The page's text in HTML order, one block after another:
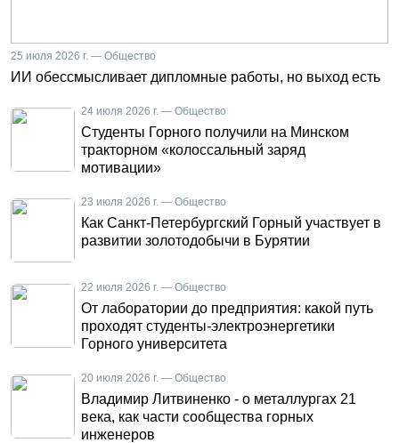
25 июля 2026 г. — Общество
ИИ обессмысливает дипломные работы, но выход есть
24 июля 2026 г. — Общество
Студенты Горного получили на Минском
тракторном «колоссальный заряд
мотивации»
23 июля 2026 г. — Общество
Как Санкт-Петербургский Горный участвует в
развитии золотодобычи в Бурятии
22 июля 2026 г. — Общество
От лаборатории до предприятия: какой путь
проходят студенты-электроэнергетики
Горного университета
20 июля 2026 г. — Общество
Владимир Литвиненко - о металлургах 21
века, как части сообщества горных
инженеров